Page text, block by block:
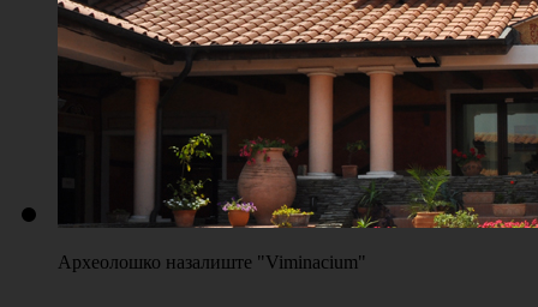
Археолошко назалиште "Viminacium"